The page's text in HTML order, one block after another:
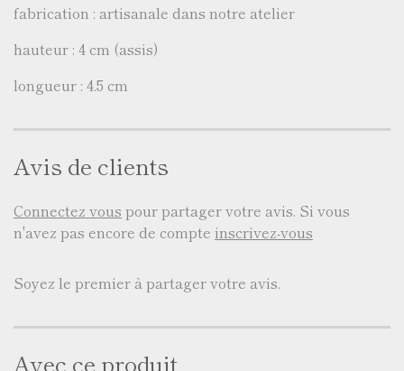
fabrication : artisanale dans notre atelier
hauteur : 4 cm (assis)
longueur : 4.5 cm
Avis de clients
Connectez vous pour partager votre avis. Si vous
n'avez pas encore de compte inscrivez-vous
Soyez le premier à partager votre avis.
Avec ce produit